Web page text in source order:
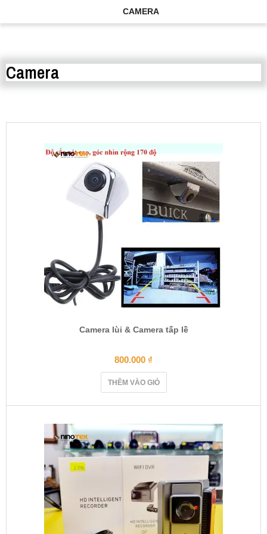
CAMERA
Camera
Camera lùi & Camera tấp lề
800.000 ₫
THÊM VÀO GIỎ